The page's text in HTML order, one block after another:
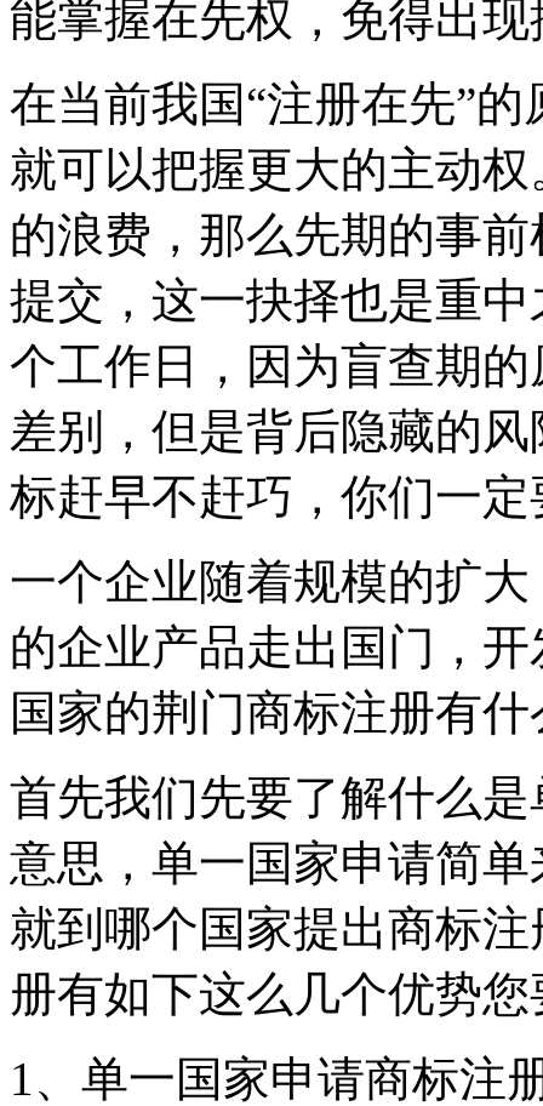
能掌握在先权，免得出
在当前我国“注册在先”
就可以把握更大的主动
的浪费，那么先期的事
提交，这一抉择也是重
个工作日，因为盲查期
差别，但是背后隐藏的
标赶早不赶巧，你们一
一个企业随着规模的扩
的企业产品走出国门，
国家的荆门商标注册有什
首先我们先要了解什么
意思，单一国家申请简
就到哪个国家提出商标
册有如下这么几个优势
1、单一国家申请商标注